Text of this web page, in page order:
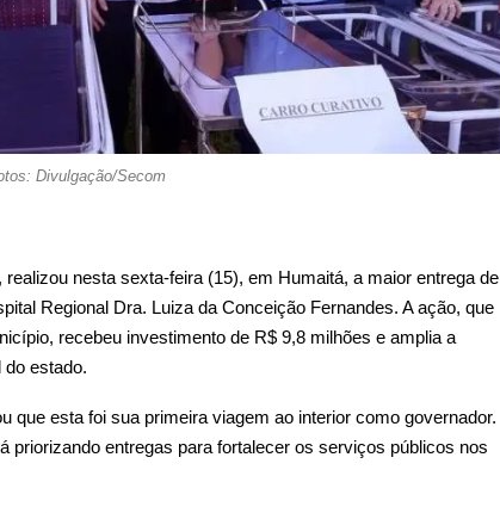
Divulgação/Secom
nesta sexta-feira (15), em Humaitá, a maior entrega de
Regional Dra. Luiza da Conceição Fernandes. A ação, que
recebeu investimento de R$ 9,8 milhões e amplia a
do estado.
que esta foi sua primeira viagem ao interior como governador.
priorizando entregas para fortalecer os serviços públicos nos